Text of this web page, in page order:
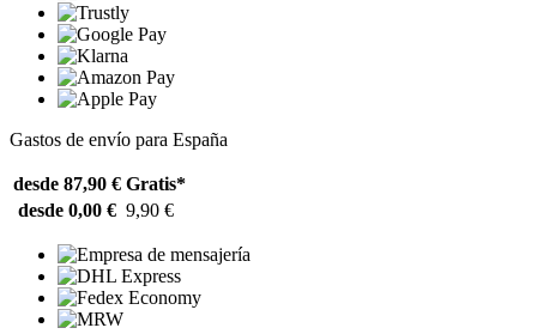
Gastos de envío para España
desde 87,90 € Gratis*
desde 0,00 € 9,90 €